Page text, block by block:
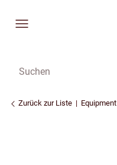
Zurück zur Liste Equipment